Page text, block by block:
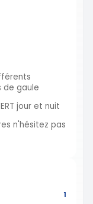
de gaule
jour et nuit
n'hésitez pas
1